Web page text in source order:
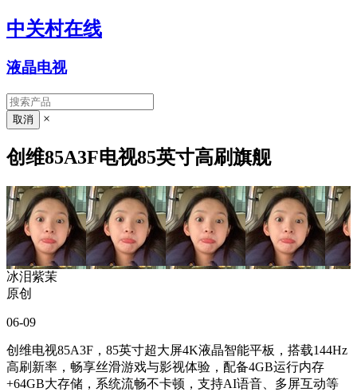
中关村在线
液晶电视
×
创维85A3F电视85英寸高刷旗舰
冰泪紫茉
原创
06-09
创维电视85A3F，85英寸超大屏4K液晶智能平板，搭载144Hz
高刷新率，畅享丝滑游戏与影视体验，配备4GB运行内存
+64GB大存储，系统流畅不卡顿，支持AI语音、多屏互动等